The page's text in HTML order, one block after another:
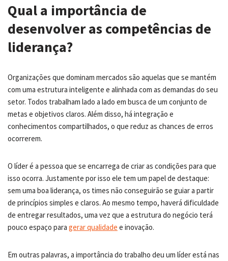
Qual a importância de
desenvolver as competências de
liderança?
Organizações que dominam mercados são aquelas que se mantém
com uma estrutura inteligente e alinhada com as demandas do seu
setor. Todos trabalham lado a lado em busca de um conjunto de
metas e objetivos claros. Além disso, há integração e
conhecimentos compartilhados, o que reduz as chances de erros
ocorrerem.
O líder é a pessoa que se encarrega de criar as condições para que
isso ocorra. Justamente por isso ele tem um papel de destaque:
sem uma boa liderança, os times não conseguirão se guiar a partir
de princípios simples e claros. Ao mesmo tempo, haverá dificuldade
de entregar resultados, uma vez que a estrutura do negócio terá
pouco espaço para gerar qualidade e inovação.
Em outras palavras, a importância do trabalho deu um líder está nas